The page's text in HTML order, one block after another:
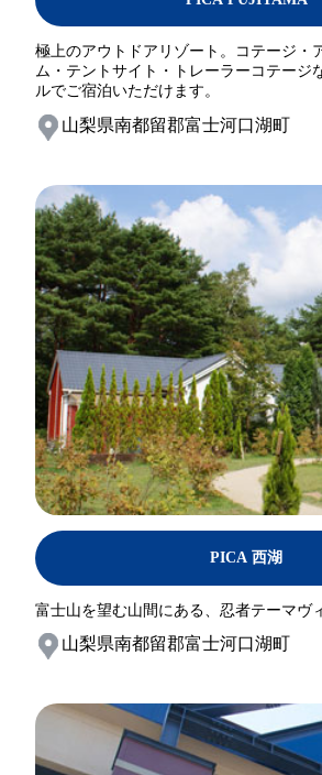
極上のアウトドアリゾート。コテージ・
ム・テントサイト・トレーラーコテージ
ルでご宿泊いただけます。
山梨県南都留郡富士河口湖町
PICA 西湖
富士山を望む山間にある、忍者テーマヴ
山梨県南都留郡富士河口湖町